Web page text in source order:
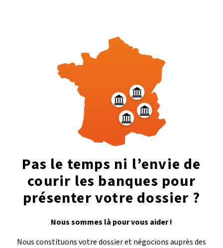
Pas le temps ni l’envie de
courir les banques pour
présenter votre dossier ?
Nous sommes là pour vous aider !
Nous constituons votre dossier et négocions auprès des